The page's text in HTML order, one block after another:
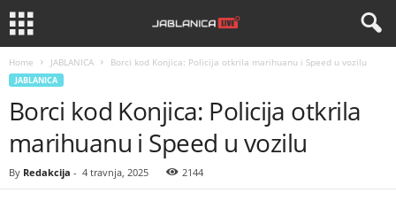
Home JABLANICA Borci kod Konjica: Policija otkrila marihuanu i Speed u vozilu
JABLANICA
Borci kod Konjica: Policija otkrila
marihuanu i Speed u vozilu
By Redakcija - 4 travnja, 2025 2144